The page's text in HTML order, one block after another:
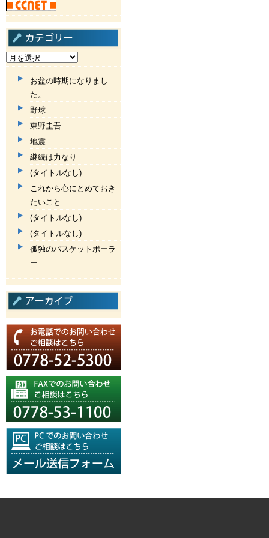
お盆の時期になりまし
た。
野球
東野圭吾
地震
継続は力なり
(タイトルなし)
これから心にとめておき
たいこと
(タイトルなし)
(タイトルなし)
孤独のバスケットボーラ
ー